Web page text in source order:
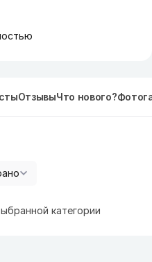
ОтзывыЧто нового?
категории